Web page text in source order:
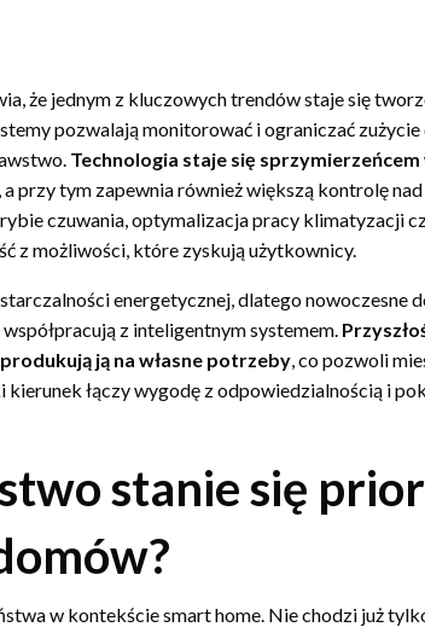
że jednym z kluczowych trendów staje się
pozwalają monitorować i ograniczać zużycie
Technologia staje się sprzymierzeńcem
, a przy tym zapewnia również większą kontrolę
czuwania, optymalizacja pracy klimatyzacji
z możliwości, które zyskują użytkownicy.
energetycznej, dlatego nowoczesne
z inteligentnym systemem.
ją na własne potrzeby, co pozwoli
łączy wygodę z odpowiedzialnością i
stanie się
w kontekście smart home. Nie chodzi już